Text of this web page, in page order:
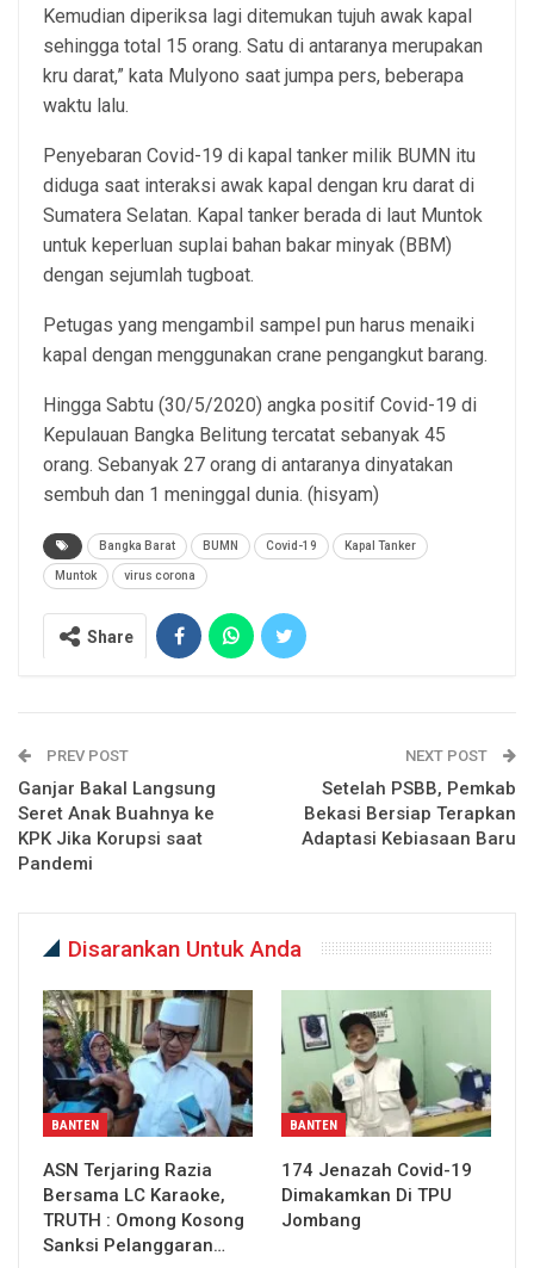
Kemudian diperiksa lagi ditemukan tujuh awak kapal
sehingga total 15 orang. Satu di antaranya merupakan
kru darat,” kata Mulyono saat jumpa pers, beberapa
waktu lalu.
Penyebaran Covid-19 di kapal tanker milik BUMN itu
diduga saat interaksi awak kapal dengan kru darat di
Sumatera Selatan. Kapal tanker berada di laut Muntok
untuk keperluan suplai bahan bakar minyak (BBM)
dengan sejumlah tugboat.
Petugas yang mengambil sampel pun harus menaiki
kapal dengan menggunakan crane pengangkut barang.
Hingga Sabtu (30/5/2020) angka positif Covid-19 di
Kepulauan Bangka Belitung tercatat sebanyak 45
orang. Sebanyak 27 orang di antaranya dinyatakan
sembuh dan 1 meninggal dunia. (hisyam)
Bangka Barat BUMN Covid-19 Kapal Tanker
Muntok virus corona
Share
PREV POST
Ganjar Bakal Langsung
Seret Anak Buahnya ke
KPK Jika Korupsi saat
Pandemi
NEXT POST
Setelah PSBB, Pemkab
Bekasi Bersiap Terapkan
Adaptasi Kebiasaan Baru
Disarankan Untuk Anda
BANTEN
ASN Terjaring Razia
Bersama LC Karaoke,
TRUTH : Omong Kosong
Sanksi Pelanggaran…
BANTEN
174 Jenazah Covid-19
Dimakamkan Di TPU
Jombang